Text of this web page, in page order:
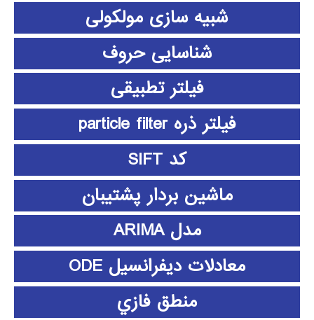
شبیه سازی مولکولی
شناسایی حروف
فیلتر تطبیقی
فیلتر ذره particle filter
کد SIFT
ماشین بردار پشتیبان
مدل ARIMA
معادلات دیفرانسیل ODE
منطق فازي